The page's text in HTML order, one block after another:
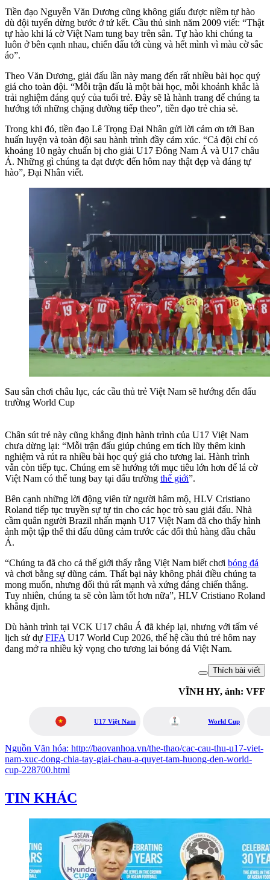
Tiền đạo Nguyễn Văn Dương cũng không giấu được niềm tự hào
dù đội tuyển dừng bước ở tứ kết. Cầu thủ sinh năm 2009 viết: “Thật
tự hào khi lá cờ Việt Nam tung bay trên sân. Tự hào khi chúng ta
luôn ở bên cạnh nhau, chiến đấu tới cùng và hết mình vì màu cờ sắc
áo”.
Theo Văn Dương, giải đấu lần này mang đến rất nhiều bài học quý
giá cho toàn đội. “Mỗi trận đấu là một bài học, mỗi khoảnh khắc là
trải nghiệm đáng quý của tuổi trẻ. Đây sẽ là hành trang để chúng ta
hướng tới những chặng đường tiếp theo”, tiền đạo trẻ chia sẻ.
Trong khi đó, tiền đạo Lê Trọng Đại Nhân gửi lời cảm ơn tới Ban
huấn luyện và toàn đội sau hành trình đầy cảm xúc. “Cả đội chỉ có
khoảng 10 ngày chuẩn bị cho giải U17 Đông Nam Á và U17 châu
Á. Những gì chúng ta đạt được đến hôm nay thật đẹp và đáng tự
hào”, Đại Nhân viết.
Sau sân chơi châu lục, các cầu thủ trẻ Việt Nam sẽ hướng đến đấu
trường World Cup
Chân sút trẻ này cũng khẳng định hành trình của U17 Việt Nam
chưa dừng lại: “Mỗi trận đấu giúp chúng em tích lũy thêm kinh
nghiệm và rút ra nhiều bài học quý giá cho tương lai. Hành trình
vẫn còn tiếp tục. Chúng em sẽ hướng tới mục tiêu lớn hơn để lá cờ
Việt Nam có thể tung bay tại đấu trường thế giới”.
Bên cạnh những lời động viên từ người hâm mộ, HLV Cristiano
Roland tiếp tục truyền sự tự tin cho các học trò sau giải đấu. Nhà
cầm quân người Brazil nhấn mạnh U17 Việt Nam đã cho thấy hình
ảnh một tập thể thi đấu dũng cảm trước các đối thủ hàng đầu châu
Á.
“Chúng ta đã cho cả thế giới thấy rằng Việt Nam biết chơi bóng đá
và chơi bằng sự dũng cảm. Thất bại này không phải điều chúng ta
mong muốn, nhưng đối thủ rất mạnh và xứng đáng chiến thắng.
Tuy nhiên, chúng ta sẽ còn làm tốt hơn nữa”, HLV Cristiano Roland
khẳng định.
Dù hành trình tại VCK U17 châu Á đã khép lại, nhưng với tấm vé
lịch sử dự FIFA U17 World Cup 2026, thế hệ cầu thủ trẻ hôm nay
đang mở ra nhiều kỳ vọng cho tương lai bóng đá Việt Nam.
Thích bài viết
VĨNH HY, ảnh: VFF
U17 Việt Nam World Cup
Nguồn Văn hóa: http://baovanhoa.vn/the-thao/cac-cau-thu-u17-viet-
nam-xuc-dong-chia-tay-giai-chau-a-quyet-tam-huong-den-world-
cup-228700.html
TIN KHÁC